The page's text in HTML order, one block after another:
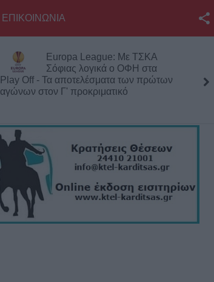
Twitter
YouTube
Επικοινωνία με το
ΕΠΙΚΟΙΝΩΝΙΑ
Europa League: Με ΤΣΚΑ
Σόφιας λογικά ο ΟΦΗ στα
Play Off - Τα αποτελέσματα των πρώτων
αγώνων στον Γ' προκριματικό